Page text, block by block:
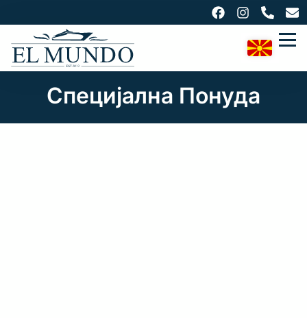
Специјална Понуда